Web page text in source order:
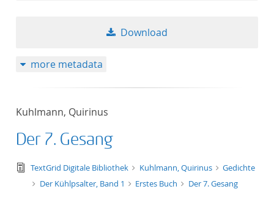
Download
more metadata
Kuhlmann, Quirinus
Der 7. Gesang
text/tg.edition+tg.aggregation+xml
TextGrid Digitale Bibliothek Kuhlmann, Quirinus
Gedichte
Der Kühlpsalter, Band 1
Erstes Buch Der 7. Gesang